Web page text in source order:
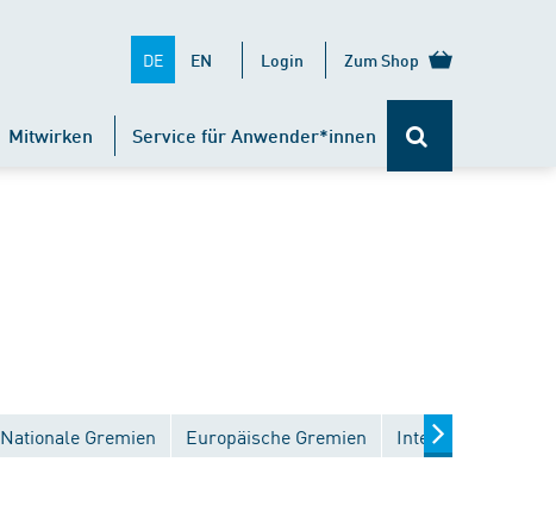
DE EN Login Zum Shop
Mitwirken Service für Anwender*innen
Nationale Gremien Europäische Gremien Internationale